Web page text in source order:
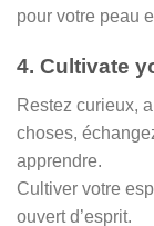
pour votre peau
4. Cultivate
Restez curieux,
choses,
apprendre.
Cultiver votre
ouvert d’esprit.